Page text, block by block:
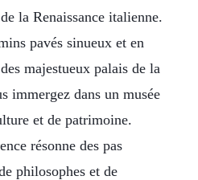
la Renaissance italienne.
pavés sinueux et en
majestueux palais de la
immergez dans un musée
et de patrimoine.
résonne des pas
philosophes et de